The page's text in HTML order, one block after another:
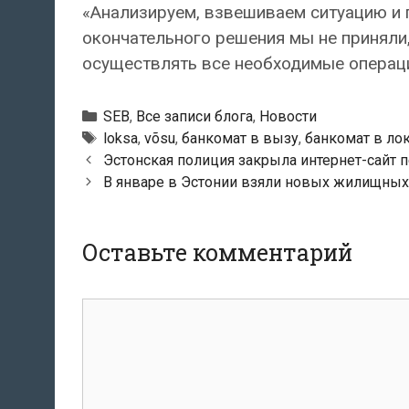
«Анализируем, взвешиваем ситуацию
окончательного решения мы не
осуществлять все необходимые
Рубрики
SEB, Все записи блога, Новости
Тэги
loksa, võsu, банкомат в вызу, банкомат в
Навигация
по
Эстонская полиция закрыла интернет-сайт
В январе в Эстонии взяли новых
Оставьте комментарий